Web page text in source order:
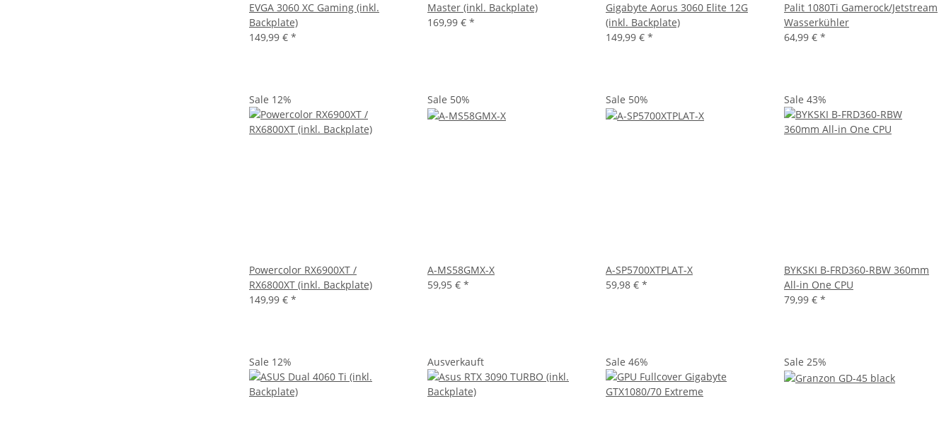
EVGA 3060 XC Gaming (inkl.
Backplate)
149,99 € *
Master (inkl. Backplate)
169,99 € *
Gigabyte Aorus 3060 Elite 12G
(inkl. Backplate)
149,99 € *
Palit 1080Ti Gamerock/Jetstream
Wasserkühler
64,99 € *
Sale 12%
Powercolor RX6900XT /
RX6800XT (inkl. Backplate)
149,99 € *
Sale 50%
A-MS58GMX-X
59,95 € *
Sale 50%
A-SP5700XTPLAT-X
59,98 € *
Sale 43%
BYKSKI B-FRD360-RBW 360mm
All-in One CPU
79,99 € *
Sale 12% Ausverkauft Sale 46% Sale 25%